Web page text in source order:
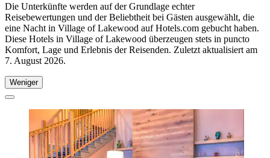
Die Unterkünfte werden auf der Grundlage echter
Reisebewertungen und der Beliebtheit bei Gästen ausgewählt, die
eine Nacht in Village of Lakewood auf Hotels.com gebucht haben.
Diese Hotels in Village of Lakewood überzeugen stets in puncto
Komfort, Lage und Erlebnis der Reisenden. Zuletzt aktualisiert am
7. August 2026.
Weniger